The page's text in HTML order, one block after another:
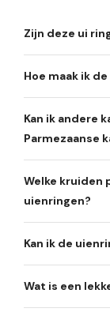
Zijn deze ui
Hoe maak ik
Kan ik andere
Parmezaanse
Welke kruiden
uienringen?
Kan ik de
Wat is een